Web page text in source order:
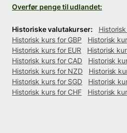
Overfør penge til udlandet:
Historiske valutakurser:
Historisk kurs for GBP
Historisk
Historisk kurs for EUR
Historisk
Historisk kurs for CAD
Historisk
Historisk kurs for NZD
Historisk
Historisk kurs for SGD
Historisk
Historisk kurs for CHF
Historisk